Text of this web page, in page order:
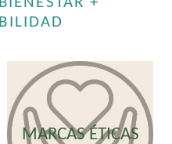
MARCAS ÉTICAS